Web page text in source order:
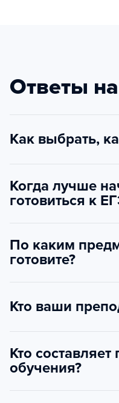
Ответы
Как выбрать,
Когда лучше
готовиться к
По каким
готовите?
Кто ваши
Кто
обучения?